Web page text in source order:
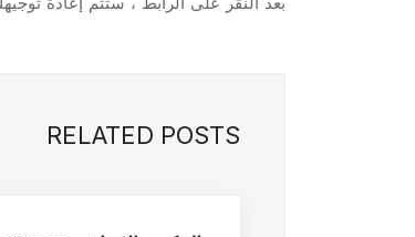
RELATED POSTS